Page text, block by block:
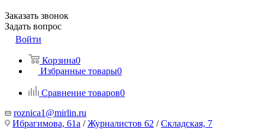
Заказать звонок
Задать вопрос
Войти
Корзина0
Избранные товары0
Сравнение товаров0
roznica1@mirlin.ru
Ибрагимова, 61а /Журналистов 62 /Складская, 7